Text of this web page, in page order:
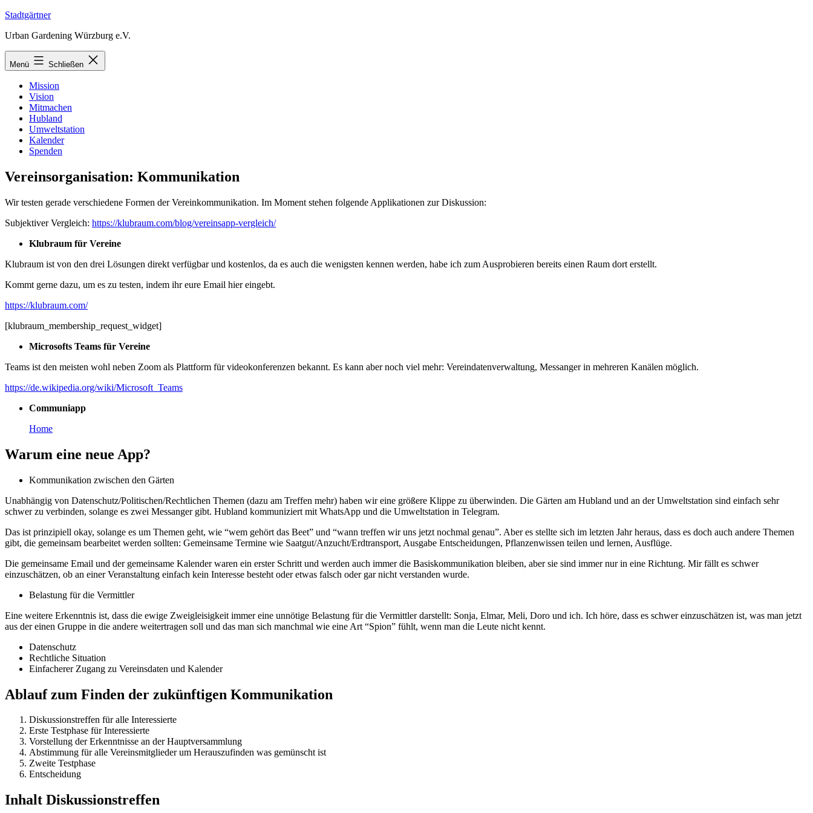
Zum
springen
Stadtgärtner
Urban Gardening Würzburg e.V.
Menü Schließen
Mission
Vision
Mitmachen
Hubland
Umweltstation
Kalender
Spenden
Vereinsorganisation: Kommunikation
Wir testen gerade verschiedene Formen der Vereinkommunikation. Im Moment stehen folgende Applikationen zur Diskussion:
Subjektiver Vergleich: https://klubraum.com/blog/vereinsapp-vergleich/
Klubraum für Vereine
Klubraum ist von den drei Lösungen direkt verfügbar und kostenlos, da es auch die wenigsten kennen werden, habe ich zum Ausprobieren bereits einen Raum dort erstellt.
Kommt gerne dazu, um es zu testen, indem ihr eure Email hier eingebt.
https://klubraum.com/
[klubraum_membership_request_widget]
Microsofts Teams für Vereine
Teams ist den meisten wohl neben Zoom als Plattform für videokonferenzen bekannt. Es kann aber noch viel mehr: Vereindatenverwaltung, Messanger in mehreren Kanälen möglich.
https://de.wikipedia.org/wiki/Microsoft_Teams
Communiapp
Home
Warum eine neue App?
Kommunikation zwischen den Gärten
Unabhängig von Datenschutz/Politischen/Rechtlichen Themen (dazu am Treffen mehr) haben wir eine größere Klippe zu überwinden. Die Gärten am Hubland und an der Umweltstation sind einfach sehr
schwer zu verbinden, solange es zwei Messanger gibt. Hubland kommuniziert mit WhatsApp und die Umweltstation in Telegram.
Das ist prinzipiell okay, solange es um Themen geht, wie “wem gehört das Beet” und “wann treffen wir uns jetzt nochmal genau”. Aber es stellte sich im letzten Jahr heraus, dass es doch auch andere Themen
gibt, die gemeinsam bearbeitet werden sollten: Gemeinsame Termine wie Saatgut/Anzucht/Erdtransport, Ausgabe Entscheidungen, Pflanzenwissen teilen und lernen, Ausflüge.
Die gemeinsame Email und der gemeinsame Kalender waren ein erster Schritt und werden auch immer die Basiskommunikation bleiben, aber sie sind immer nur in eine Richtung. Mir fällt es schwer
einzuschätzen, ob an einer Veranstaltung einfach kein Interesse besteht oder etwas falsch oder gar nicht verstanden wurde.
Belastung für die Vermittler
Eine weitere Erkenntnis ist, dass die ewige Zweigleisigkeit immer eine unnötige Belastung für die Vermittler darstellt: Sonja, Elmar, Meli, Doro und ich. Ich höre, dass es schwer einzuschätzen ist, was man jetzt
aus der einen Gruppe in die andere weitertragen soll und das man sich manchmal wie eine Art “Spion” fühlt, wenn man die Leute nicht kennt.
Datenschutz
Rechtliche Situation
Einfacherer Zugang zu Vereinsdaten und Kalender
Ablauf zum Finden der zukünftigen Kommunikation
Diskussionstreffen für alle Interessierte
Erste Testphase für Interessierte
Vorstellung der Erkenntnisse an der Hauptversammlung
Abstimmung für alle Vereinsmitglieder um Herauszufinden was gemünscht ist
Zweite Testphase
Entscheidung
Inhalt Diskussionstreffen